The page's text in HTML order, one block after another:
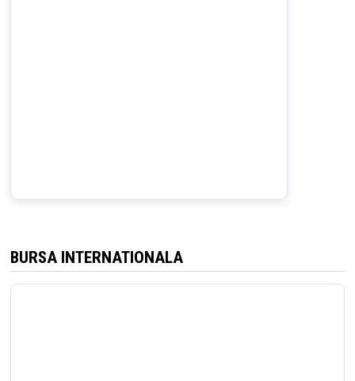
BURSA INTERNATIONALA